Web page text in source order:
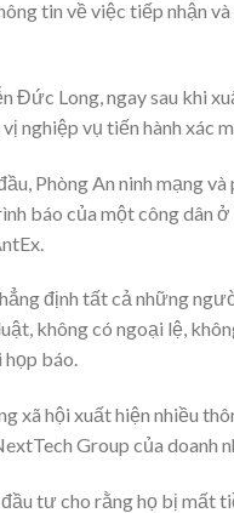
tin về việc tiếp nhận
Đức Long, ngay sau khi
nghiệp vụ tiến hành xác
Phòng An ninh mạng
báo của một công dân
định tất cả những
không có ngoại lệ,
họp báo.
xã hội xuất hiện nhiều
Group của doanh
tư cho rằng họ bị mất